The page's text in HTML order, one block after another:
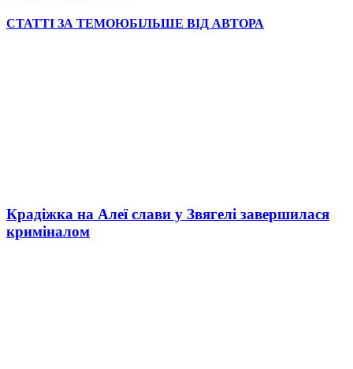
СТАТТІ ЗА ТЕМОЮБІЛЬШЕ ВІД АВТОРА
Крадіжка на Алеї слави у Звягелі завершилася
криміналом